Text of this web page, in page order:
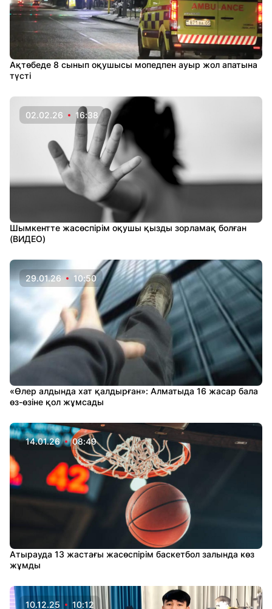
Ақтөбеде 8 сынып оқушысы мопедпен ауыр жол апатына
түсті
02.02.26 16:38
Шымкентте жасөспірім оқушы қызды зорламақ болған
(ВИДЕО)
29.01.26 10:50
«Өлер алдында хат қалдырған»: Алматыда 16 жасар бала
өз-өзіне қол жұмсады
14.01.26 08:49
Атырауда 13 жастағы жасөспірім баскетбол залында көз
жұмды
10.12.25 10:12